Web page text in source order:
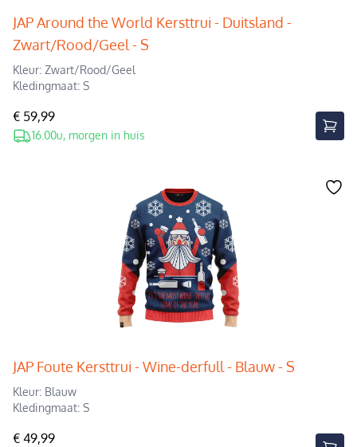
JAP Around the World Kersttrui - Duitsland -
Zwart/Rood/Geel - S
Kleur: Zwart/Rood/Geel
Kledingmaat: S
€ 59,99
16.00u, morgen in huis
JAP Foute Kersttrui - Wine-derfull - Blauw - S
Kleur: Blauw
Kledingmaat: S
€ 49,99